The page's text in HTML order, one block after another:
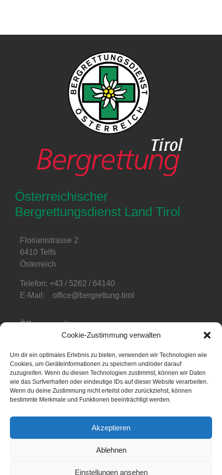
Cookie-Zustimmung verwalten
Um dir ein optimales Erlebnis zu bieten, verwenden wir Technologien wie
Cookies, um Geräteinformationen zu speichern und/oder darauf
zuzugreifen. Wenn du diesen Technologien zustimmst, können wir Daten
wie das Surfverhalten oder eindeutige IDs auf dieser Website verarbeiten.
Wenn du deine Zustimmung nicht erteilst oder zurückziehst, können
bestimmte Merkmale und Funktionen beeinträchtigt werden.
Akzeptieren
Ablehnen
Einstellungen ansehen
Österreichischer
Bergrettungsdienst Land Tirol
Florianistrasse 2
6410 Telfs
Österreich
Telefon: +43 / 5262 / 64140
E-Mail: office@bergrettung.tirol
Öffnungszeiten:
Mo-Do: 08:00-17:00
Telefonzeiten:
Mo-Fr: 08:00-12:00
NOTFALL APP